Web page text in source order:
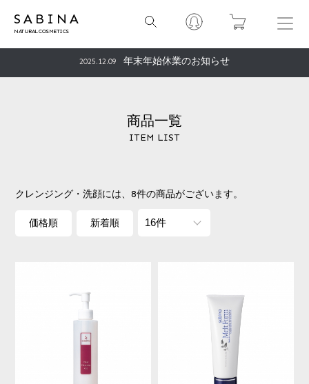
SABINA
2025.12.09 年末年始休業のお知らせ
2025.04.28 GW休暇のお知らせ
年末年始休業のお知らせ
2024.01.29 一部配送業者変更のお知らせ
2023.08.10 クレジットカード決済メンテナンスのお知らせ
2022.09.01 「後払い決済」手数料改定のお知らせ
2022.07.08 サイトリニューアルいたしました!
商品一覧
ITEM LIST
クレンジング・洗顔には、8件の商品がございます。
価格順 新着順